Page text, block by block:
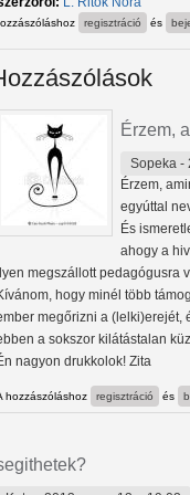
regisztráció és
Érzem,
Sopeka -
Érzem,
egyúttal
És
ahogy a
megszállott pedagógusra
hogy minél több
megőrizni a (lelki)erejét,
a sokszor kilátástalan
nagyon drukkolok! Zita
hozzászóláshoz regisztráció és